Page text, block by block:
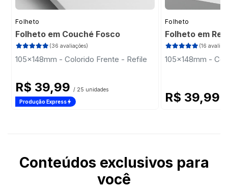
Folheto
Folheto em Couché Fosco
(36 avaliações)
105x148mm - Colorido Frente - Refile
R$ 39,99 / 25 unidades
Produção Express
Folheto
Folheto em
(16
105x148mm -
R$ 39,99
Conteúdos exclusivos para
você